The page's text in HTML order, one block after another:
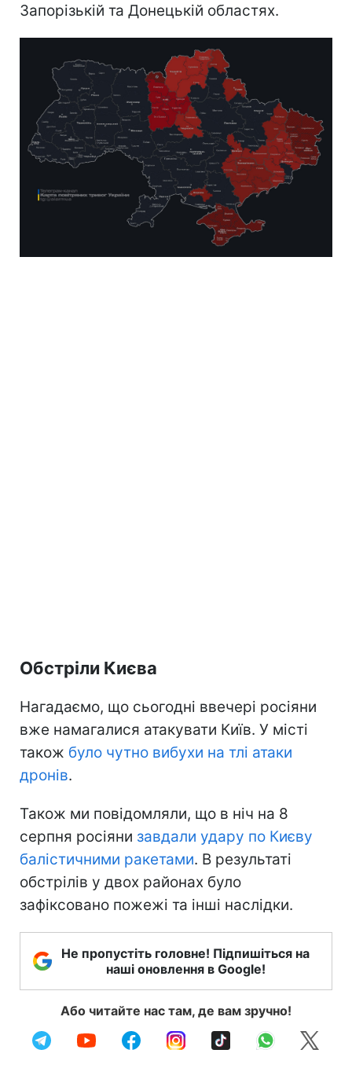
Запорізькій та Донецькій областях.
Обстріли Києва
Нагадаємо, що сьогодні ввечері росіяни
вже намагалися атакувати Київ. У місті
також було чутно вибухи на тлі атаки
дронів.
Також ми повідомляли, що в ніч на 8
серпня росіяни завдали удару по Києву
балістичними ракетами. В результаті
обстрілів у двох районах було
зафіксовано пожежі та інші наслідки.
Не пропустіть головне! Підпишіться на
наші оновлення в Google!
Або читайте нас там, де вам зручно!